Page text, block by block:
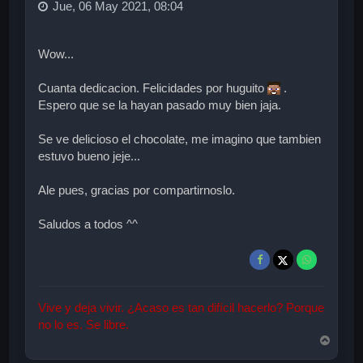
Jue, 06 May 2021, 08:04
Wow...
Cuanta dedicacion. Felicidades por huguito
.
Espero que se la hayan pasado muy bien jaja.
Se ve delicioso el chocolate, me imagino que tambien
estuvo bueno jeje...
Ale pues, gracias por compartirnoslo.
Saludos a todos ^^
Vive y deja vivir. ¿Acaso es tan difícil hacerlo? Porque
no lo es. Se libre.